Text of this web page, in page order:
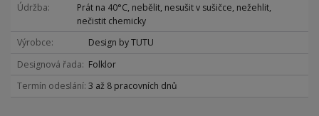
Údržba
Prát na 40°C, nebělit, nesušit v sušičce, nežehlit,
nečistit chemicky
Výrobce
Design by TUTU
Designová řada
Folklor
Termín odeslání 3 až 8 pracovních dnů